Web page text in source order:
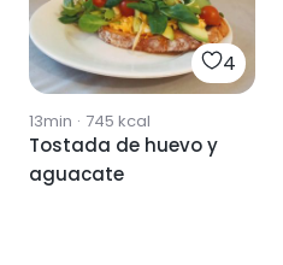
4
13min · 745 kcal
Tostada de huevo y
aguacate